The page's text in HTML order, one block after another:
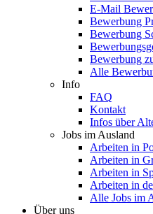
E-Mail
Bewerbung
Bewerbung
Bewerbung
Alle
Info
FAQ
Kontakt
Infos über
Jobs im Ausland
Arbeiten in
Arbeiten in
Arbeiten in
Arbeiten in
Alle Jobs im
Über uns